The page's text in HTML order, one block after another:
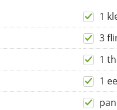
1
3
1
1